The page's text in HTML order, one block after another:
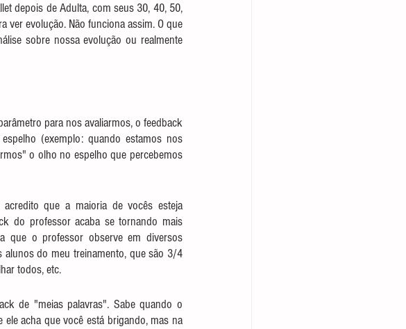
depois de Adulta, com seus 30, 40, 50,
ver evolução. Não funciona assim. O que
sobre nossa evolução ou realmente
para nos avaliarmos, o feedback
(exemplo: quando estamos nos
o olho no espelho que percebemos
que a maioria de vocês esteja
do professor acaba se tornando mais
que o professor observe em diversos
do meu treinamento, que são 3/4
todos, etc.
de "meias palavras". Sabe quando o
acha que você está brigando, mas na